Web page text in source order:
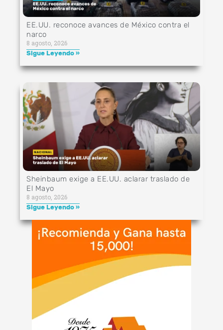
EE.UU. reconoce avances de México contra el
narco
8 agosto, 2026
Sigue Leyendo »
Sheinbaum exige a EE.UU. aclarar traslado de
El Mayo
8 agosto, 2026
Sigue Leyendo »